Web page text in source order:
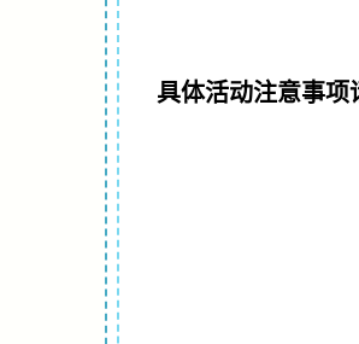
具体活动注意事项